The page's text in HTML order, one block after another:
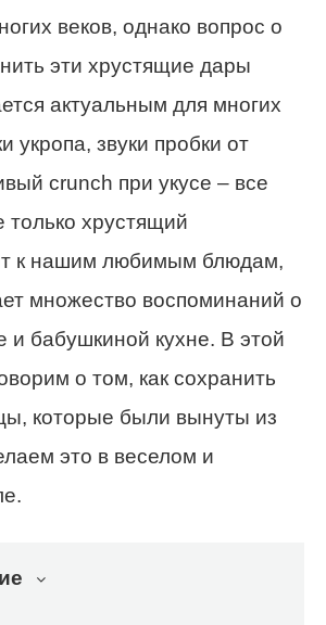
веков, однако вопрос о
эти хрустящие дары
актуальным для многих
укропа, звуки пробки от
crunch при укусе – все
только хрустящий
к нашим любимым блюдам,
множество воспоминаний о
и бабушкиной кухне. В этой
о том, как сохранить
которые были вынуты из
это в веселом и